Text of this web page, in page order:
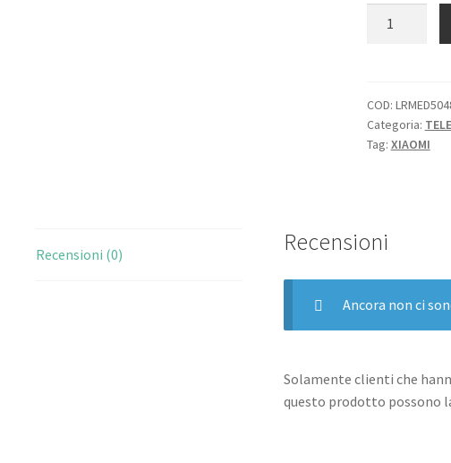
SIM
6.74"
OCTA
4GB
LTE
ITALIA
MIDNIGHT
quantità
COD:
Categoria:
Tag: XIAOMI
Recensioni (0) Recensioni
Ancora non ci
Solamente clienti che
questo prodotto possono